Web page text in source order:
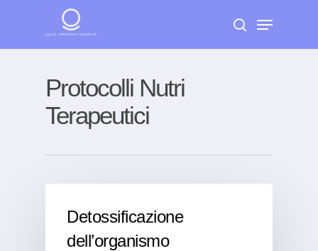
main
search
Menu
Protocolli Nutri
Terapeutici
Detossificazione
dell’organismo